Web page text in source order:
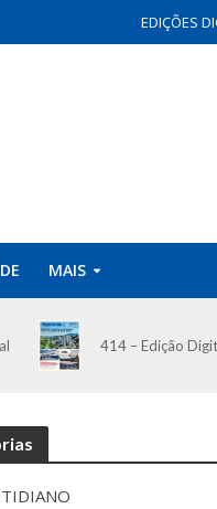
EDIÇÕES
MAIS
414 – Edição